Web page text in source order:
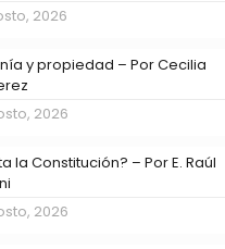
2026
y propiedad – Por Cecilia
2026
la Constitución? – Por E. Raúl
2026